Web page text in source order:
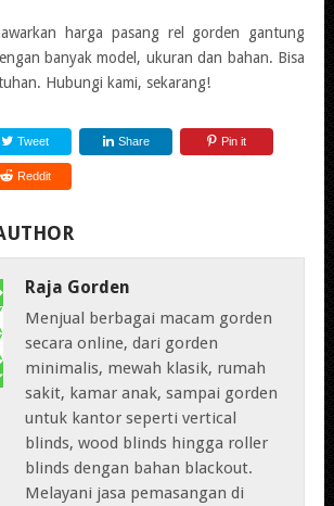
harga pasang rel gorden gantung
banyak model, ukuran dan bahan. Bisa
Hubungi kami, sekarang!
Tweet Share Pin it
Reddit
Raja Gorden
Menjual berbagai macam gorden
secara online, dari gorden
minimalis, mewah klasik, rumah
sakit, kamar anak, sampai gorden
untuk kantor seperti vertical
blinds, wood blinds hingga roller
blinds dengan bahan blackout.
Melayani jasa pemasangan di